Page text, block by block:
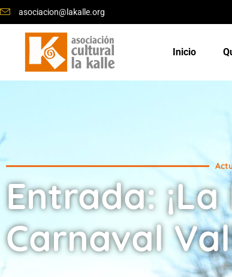
asociacion@lakalle.org
Inicio
Entrada:
Carnaval